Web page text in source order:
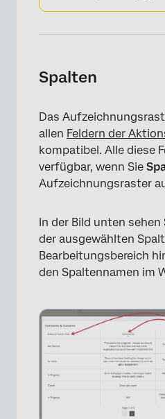
Spalten
Das
allen Feldern der
kompatibel. Alle diese
verfügbar, wenn Sie
Aufzeichnungsraster
In der Bild unten sehen
der ausgewählten
Bearbeitungsbereich
den Spaltennamen im